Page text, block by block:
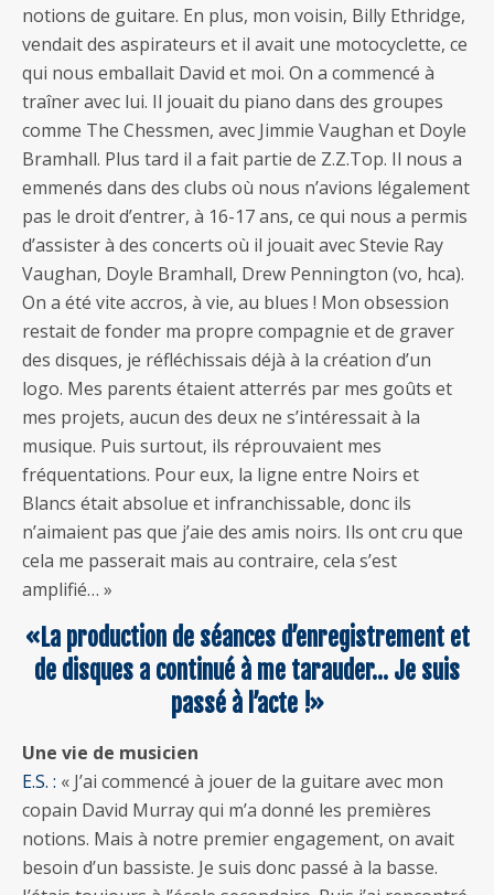
notions de guitare. En plus, mon voisin, Billy Ethridge,
vendait des aspirateurs et il avait une motocyclette, ce
qui nous emballait David et moi. On a commencé à
traîner avec lui. Il jouait du piano dans des groupes
comme The Chessmen, avec Jimmie Vaughan et Doyle
Bramhall. Plus tard il a fait partie de Z.Z.Top. Il nous a
emmenés dans des clubs où nous n’avions légalement
pas le droit d’entrer, à 16-17 ans, ce qui nous a permis
d’assister à des concerts où il jouait avec Stevie Ray
Vaughan, Doyle Bramhall, Drew Pennington (vo, hca).
On a été vite accros, à vie, au blues ! Mon obsession
restait de fonder ma propre compagnie et de graver
des disques, je réfléchissais déjà à la création d’un
logo. Mes parents étaient atterrés par mes goûts et
mes projets, aucun des deux ne s’intéressait à la
musique. Puis surtout, ils réprouvaient mes
fréquentations. Pour eux, la ligne entre Noirs et
Blancs était absolue et infranchissable, donc ils
n’aimaient pas que j’aie des amis noirs. Ils ont cru que
cela me passerait mais au contraire, cela s’est
amplifié… »
«La production de séances d’enregistrement et
de disques a continué à me tarauder… Je suis
passé à l’acte !»
Une vie de musicien
E.S. : « J’ai commencé à jouer de la guitare avec mon
copain David Murray qui m’a donné les premières
notions. Mais à notre premier engagement, on avait
besoin d’un bassiste. Je suis donc passé à la basse.